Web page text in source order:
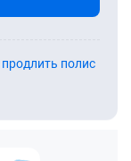
продлить полис